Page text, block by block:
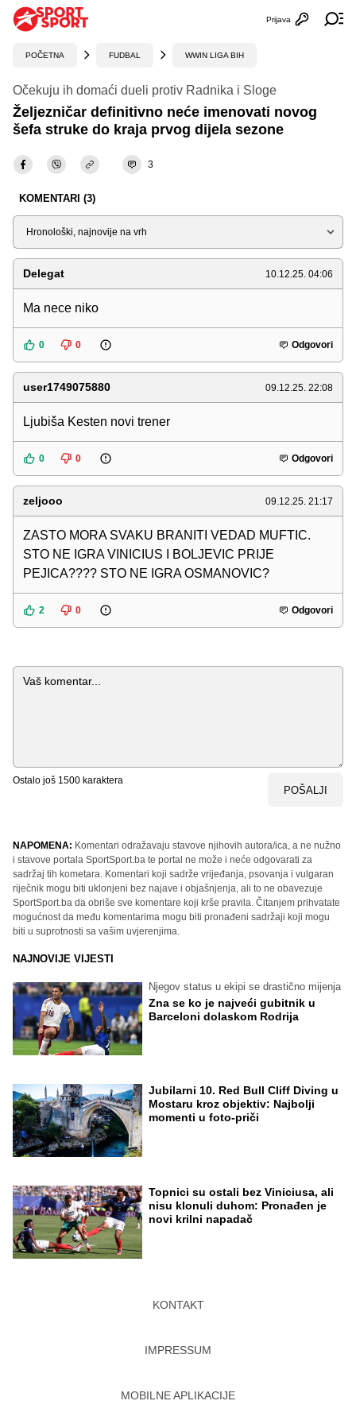
Otvori
Prijava
POČETNA FUDBAL WWIN LIGA BIH
Očekuju ih domaći dueli protiv Radnika i Sloge
Željezničar definitivno neće imenovati novog
šefa struke do kraja prvog dijela sezone
3
KOMENTARI (3)
Sortiraj
Delegat 10.12.25. 04:06
Ma nece niko
0 0 Odgovori
user1749075880 09.12.25. 22:08
Ljubiša Kesten novi trener
0 0 Odgovori
zeljooo 09.12.25. 21:17
ZASTO MORA SVAKU BRANITI VEDAD MUFTIC.
STO NE IGRA VINICIUS I BOLJEVIC PRIJE
PEJICA???? STO NE IGRA OSMANOVIC?
2 0 Odgovori
Komentar
Ostalo još 1500 karaktera
POŠALJI
NAPOMENA: Komentari odražavaju stavove njihovih autora/ica, a ne nužno
i stavove portala SportSport.ba te portal ne može i neće odgovarati za
sadržaj tih kometara. Komentari koji sadrže vrijeđanja, psovanja i vulgaran
riječnik mogu biti uklonjeni bez najave i objašnjenja, ali to ne obavezuje
SportSport.ba da obriše sve komentare koji krše pravila. Čitanjem prihvatate
mogućnost da među komentarima mogu biti pronađeni sadržaji koji mogu
biti u suprotnosti sa vašim uvjerenjima.
NAJNOVIJE VIJESTI
Njegov status u ekipi se drastično mijenja
Zna se ko je najveći gubitnik u
Barceloni dolaskom Rodrija
Jubilarni 10. Red Bull Cliff Diving u
Mostaru kroz objektiv: Najbolji
momenti u foto-priči
Topnici su ostali bez Viniciusa, ali
nisu klonuli duhom: Pronađen je
novi krilni napadač
KONTAKT
IMPRESSUM
MOBILNE APLIKACIJE